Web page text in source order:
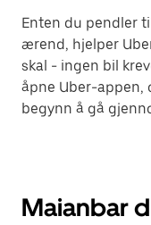
Enten du pendler
ærend, hjelper
skal - ingen bil
åpne Uber-appen,
begynn å gå
Maianbar